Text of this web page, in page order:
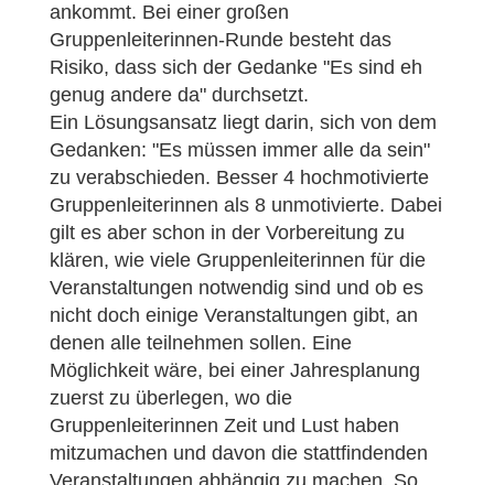
ankommt. Bei einer großen
Gruppenleiterinnen-Runde besteht das
Risiko, dass sich der Gedanke "Es sind eh
genug andere da" durchsetzt.
Ein Lösungsansatz liegt darin, sich von dem
Gedanken: "Es müssen immer alle da sein"
zu verabschieden. Besser 4 hochmotivierte
Gruppenleiterinnen als 8 unmotivierte. Dabei
gilt es aber schon in der Vorbereitung zu
klären, wie viele Gruppenleiterinnen für die
Veranstaltungen notwendig sind und ob es
nicht doch einige Veranstaltungen gibt, an
denen alle teilnehmen sollen. Eine
Möglichkeit wäre, bei einer Jahresplanung
zuerst zu überlegen, wo die
Gruppenleiterinnen Zeit und Lust haben
mitzumachen und davon die stattfindenden